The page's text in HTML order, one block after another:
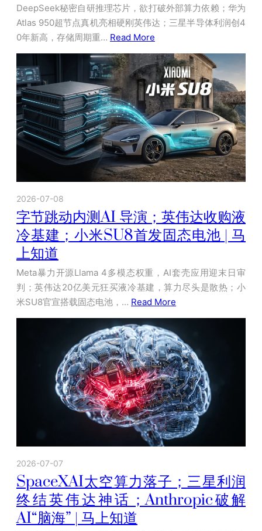
DeepSeek秘密自研推理芯片，欲打破外部算力依赖；华为
Atlas 950超节点真机亮相硬刚英伟达；三星半导体利润创4
0年新高，存储周期重… Read More
2026-07-08
字节跳动内测AI 导演；英伟达收购液
冷基建；小米SU8首发固态电池 | 马
上知道
Meta暴力开源Llama 4多模态权重，AI套壳应用迎末日审
判；英伟达20亿美元狂买液冷基建，算力尽头是散热；小
米SU8官宣搭载固态电池，… Read More
2026-07-07
SpaceXAI太空算力落子；三星利润
终结英伟达神话；Anthropic破解
AI“脑海” | 马上知道